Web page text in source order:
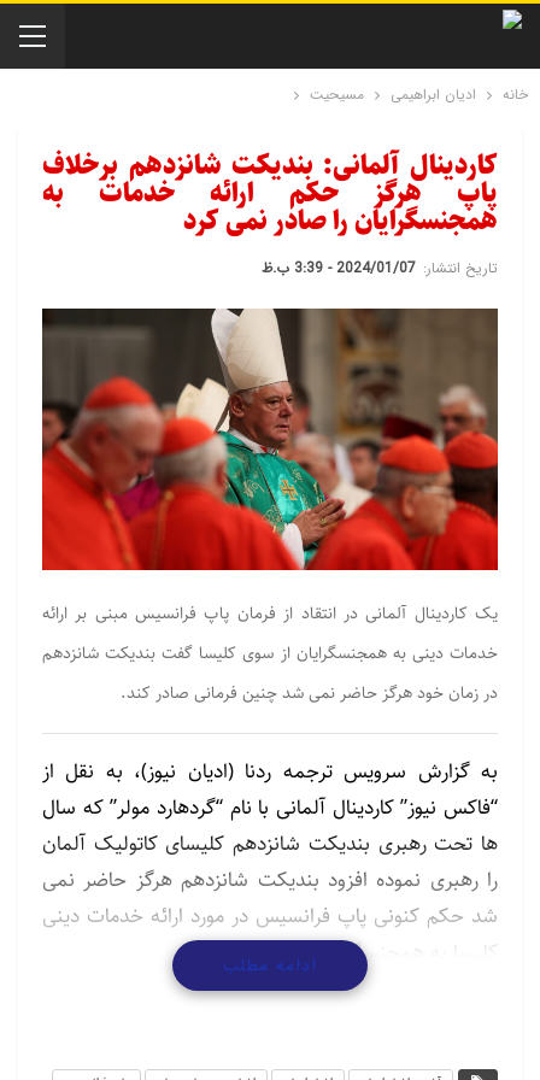
خانه ادیان ابراهیمی مسیحیت
کاردینال آلمانی: بندیکت شانزدهم برخلاف
پاپ هرگز حکم ارائه خدمات به
همجنسگرایان را صادر نمی کرد
تاریخ انتشار: 2024/01/07 - 3:39 ب.ظ
یک کاردینال آلمانی در انتقاد از فرمان پاپ فرانسیس مبنی بر ارائه
خدمات دینی به همجنسگرایان از سوی کلیسا گفت بندیکت شانزدهم
در زمان خود هرگز حاضر نمی شد چنین فرمانی صادر کند.
به گزارش سرویس ترجمه ردنا (ادیان نیوز)، به نقل از
“فاکس نیوز” کاردینال آلمانی با نام “گردهارد مولر” که سال
ها تحت رهبری بندیکت شانزدهم کلیسای کاتولیک آلمان
را رهبری نموده افزود بندیکت شانزدهم هرگز حاضر نمی
شد حکم کنونی پاپ فرانسیس در مورد ارائه خدمات دینی
کلیسا به همجنسگرایان را صادر کند.
وی که یک شنبه هفته جاری در مراسم اولین سالگرد
ادامه مطلب